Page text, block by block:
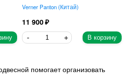
Verner Panton Китай
11 900
В корзину
помогает организовать